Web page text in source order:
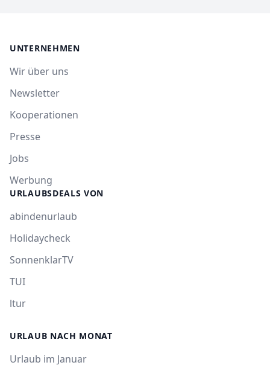
UNTERNEHMEN
Wir über uns
Newsletter
Kooperationen
Presse
Jobs
Werbung
URLAUBSDEALS VON
abindenurlaub
Holidaycheck
SonnenklarTV
TUI
ltur
URLAUB NACH MONAT
Urlaub im Januar